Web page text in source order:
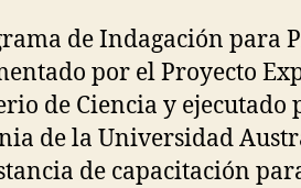
de Indagación para
por el Proyecto
de Ciencia y ejecutado
de la Universidad
de capacitación